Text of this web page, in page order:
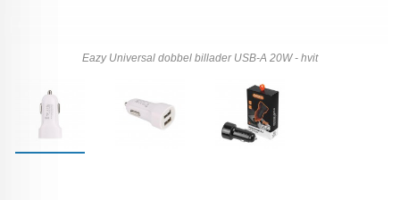
Eazy Universal dobbel billader USB-A 20W - hvit